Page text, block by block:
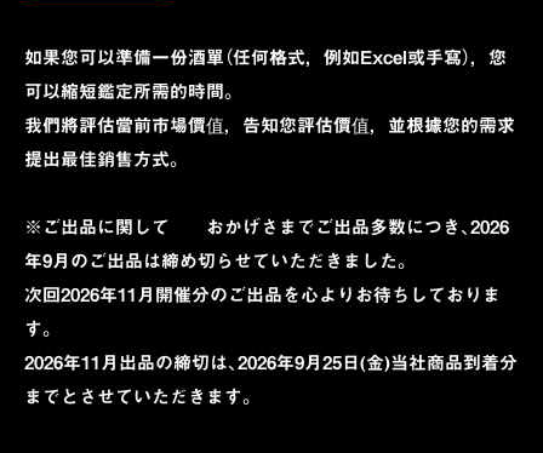
如果您可以準備一份酒單（任何格式，例如Excel或手寫），您
可以縮短鑑定所需的時間。
我們將評估當前市場價值，告知您評估價值，並根據您的需求
提出最佳銷售方式。
※ご出品に関して おかげさまでご出品多数につき、2026
年9月のご出品は締め切らせていただきました。
次回2026年11月開催分のご出品を心よりお待ちしておりま
す。
2026年11月出品の締切は、2026年9月25日(金)当社商品到着分
までとさせていただきます。